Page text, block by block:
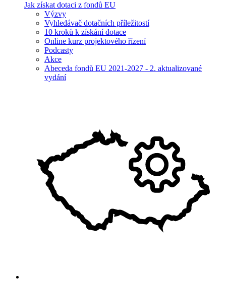
Jak získat dotaci z fondů EU
Výzvy
Vyhledávač dotačních příležitostí
10 kroků k získání dotace
Online kurz projektového řízení
Podcasty
Akce
Abeceda fondů EU 2021-2027 - 2. aktualizované
vydání